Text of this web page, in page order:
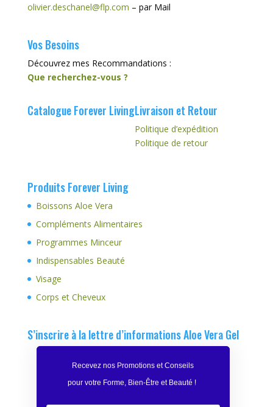
olivier.deschanel@flp.com – par Mail
Vos Besoins
Découvrez mes Recommandations :
Que recherchez-vous ?
Catalogue Forever LivingLivraison et Retour
Politique d’expédition
Politique de retour
Produits Forever Living
Boissons Aloe Vera
Compléments Alimentaires
Programmes Minceur
Indispensables Beauté
Visage
Corps et Cheveux
S’inscrire à la lettre d’informations Aloe Vera Gel
Recevez nos Promotions et Conseils
pour votre Forme, Bien-Être et Beauté !